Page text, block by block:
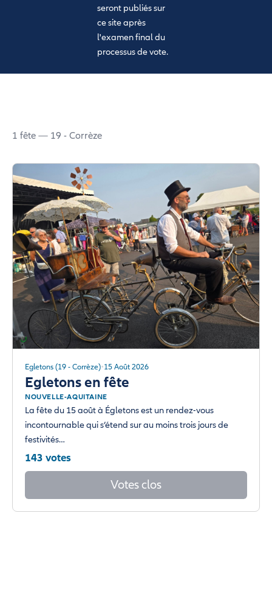
seront publiés sur
ce site après
l'examen final du
processus de vote.
1 fête — 19 - Corrèze
Egletons (19 - Corrèze) 15 Août 2026
Egletons en fête
NOUVELLE-AQUITAINE
La fête du 15 août à Égletons est un rendez-vous
incontournable qui s’étend sur au moins trois jours de
festivités…
143 votes
Votes clos